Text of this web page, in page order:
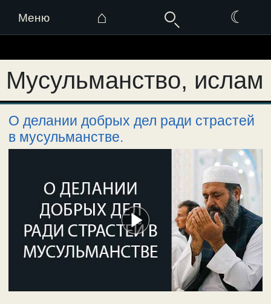
Меню ⌂ ☾
к
содержимому
Мусульманство, ислам
О делании добрых дел ради страстей
в мусульманстве.